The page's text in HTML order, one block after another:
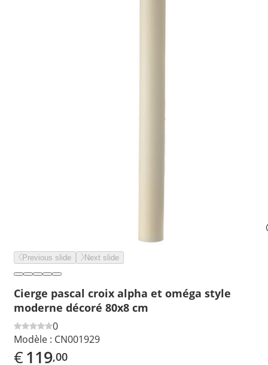
Previous slide Next slide
Cierge pascal croix alpha et oméga style
moderne décoré 80x8 cm
0
Modèle : CN001929
€119,00